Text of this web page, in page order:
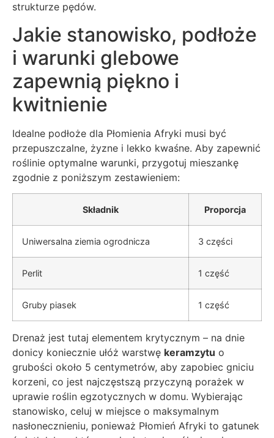
strukturze pędów.
Jakie stanowisko, podłoże
i warunki glebowe
zapewnią piękno i
kwitnienie
Idealne podłoże dla Płomienia Afryki musi być
przepuszczalne, żyzne i lekko kwaśne. Aby zapewnić
roślinie optymalne warunki, przygotuj mieszankę
zgodnie z poniższym zestawieniem:
Składnik Proporcja
Uniwersalna ziemia ogrodnicza 3 części
Perlit 1 część
Gruby piasek 1 część
Drenaż jest tutaj elementem krytycznym – na dnie
donicy koniecznie ułóż warstwę keramzytu o
grubości około 5 centymetrów, aby zapobiec gniciu
korzeni, co jest najczęstszą przyczyną porażek w
uprawie roślin egzotycznych w domu. Wybierając
stanowisko, celuj w miejsce o maksymalnym
nasłonecznieniu, ponieważ Płomień Afryki to gatunek